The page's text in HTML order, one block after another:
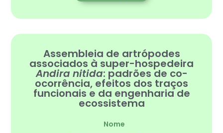
Assembleia de artrópodes
associados à super-hospedeira
Andira nitida: padrões de co-
ocorrência, efeitos dos traços
funcionais e da engenharia de
ecossistema
Nome